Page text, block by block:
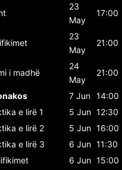
23
May
17:00
23
May
21:00
i madhë
24
May
21:00
7 Jun 14:00
e lirë 1 5 Jun 12:30
e lirë 2 5 Jun 16:00
e lirë 3 6 Jun 11:30
6 Jun 15:00